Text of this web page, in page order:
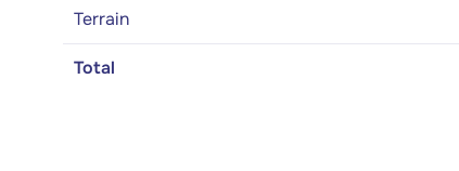
Terrain
Total